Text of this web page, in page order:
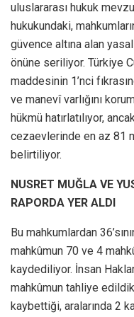
uluslararası hukuk
hukukundaki,
güvence altına alan
önüne seriliyor. Türkiye
maddesinin 1’nci
ve manevî varlığını
hükmü hatırlatılıyor,
cezaevlerinde en az 81
belirtiliyor.
NUSRET MUĞLA VE
RAPORDA YER ALDI
Bu mahkumlardan
mahkûmun 70 ve 4
kaydediliyor. İnsan
mahkûmun tahliye
kaybettiği, aralarında 2